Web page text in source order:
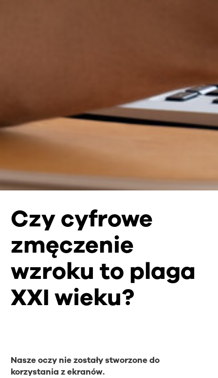
Czy cyfrowe
zmęczenie
wzroku to plaga
XXI wieku?
Nasze oczy nie zostały stworzone do
korzystania z ekranów.